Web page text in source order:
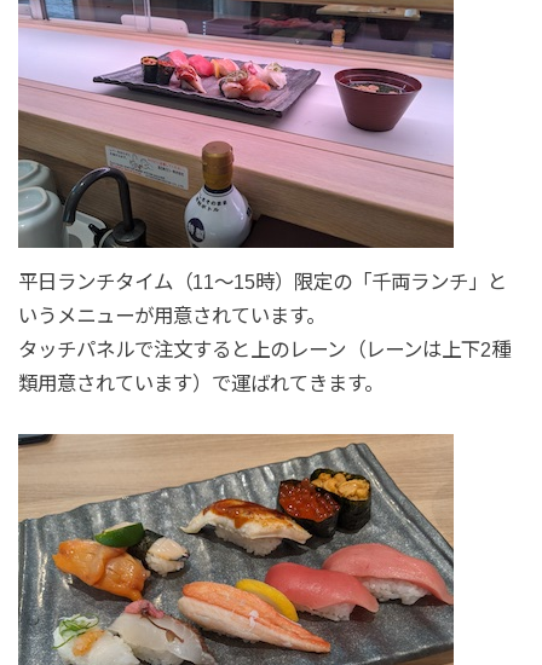
平日ランチタイム（11〜15時）限定の「千両ランチ」と
いうメニューが用意されています。
タッチパネルで注文すると上のレーン（レーンは上下2種
類用意されています）で運ばれてきます。